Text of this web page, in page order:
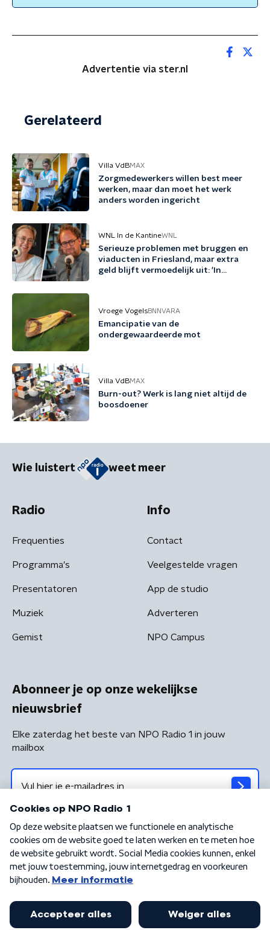
Advertentie via ster.nl
Gerelateerd
Villa VdBMAX
Zorgmedewerkers willen best meer
werken, maar dan moet het werk
anders worden ingericht
WNL In de KantineWNL
Serieuze problemen met bruggen en
viaducten in Friesland, maar extra
geld blijft vermoedelijk uit: 'In
Vroege VogelsBNNVARA
Emancipatie van de
ondergewaardeerde mot
Villa VdBMAX
Burn-out? Werk is lang niet altijd de
boosdoener
Wie luistert weet meer
Radio
Frequenties
Programma's
Presentatoren
Muziek
Gemist
Info
Contact
Veelgestelde vragen
App de studio
Adverteren
NPO Campus
Abonneer je op onze wekelijkse
nieuwsbrief
Elke zaterdag het beste van NPO Radio 1 in jouw
mailbox
Algemene voorwaarden